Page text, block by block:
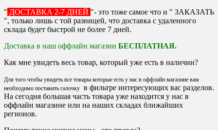
" ДОСТАВКА 2-7 ДНЕЙ "- это тоже самое что и " ЗАКАЗАТЬ
", только лишь с той разницей, что доставка с удаленного
склада будет быстрой не более 7 дней.
Доставка в наш оффлайн магазин БЕСПЛАТНАЯ.
Как мне увидеть весь товар, который уже есть в наличии?
Для того чтобы увидеть все товары которые есть у нас в оффлайн магазине вам
необходимо поставить галочку в фильтре интересующих вас разделов.
На сегодня большая часть товара уже находится у нас в
оффлайн магазине или на наших складах ближайших
регионов.